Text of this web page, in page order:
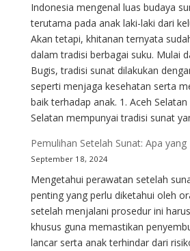
Anak
di
Sunat
Indonesia mengenal luas budaya
terutama pada anak laki-laki dari
Akan tetapi, khitanan ternyata
dalam tradisi berbagai suku. Mulai
Bugis, tradisi sunat dilakukan
seperti menjaga kesehatan serta
baik terhadap anak. 1. Aceh
Selatan mempunyai tradisi sunat
Pemulihan Setelah Sunat: Apa
September 18, 2024
Mengetahui perawatan setelah
penting yang perlu diketahui oleh
setelah menjalani prosedur ini
khusus guna memastikan
lancar serta anak terhindar dari